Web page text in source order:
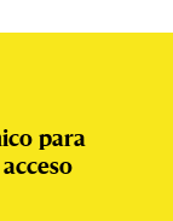
para